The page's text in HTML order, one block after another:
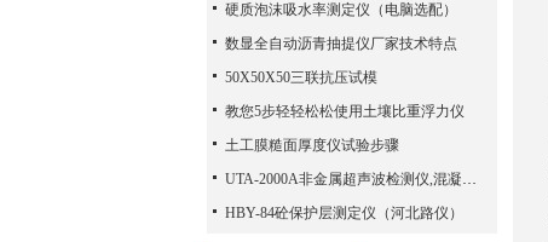
硬质泡沫吸水率测定仪（电脑选配）
数显全自动沥青抽提仪厂家技术特点
50X50X50三联抗压试模
教您5步轻轻松松使用土壤比重浮力仪
土工膜糙面厚度仪试验步骤
UTA-2000A非金属超声波检测仪,混凝土超声波检测仪,非金属超声分析仪（河北路仪）
HBY-84砼保护层测定仪（河北路仪）